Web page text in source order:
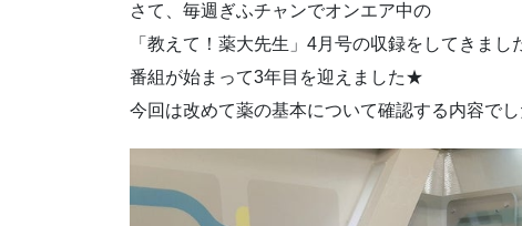
さて、毎週ぎふチャンでオンエア中の
「教えて！薬大先生」4月号の収録をしてきまし
番組が始まって3年目を迎えました★
今回は改めて薬の基本について確認する内容でし